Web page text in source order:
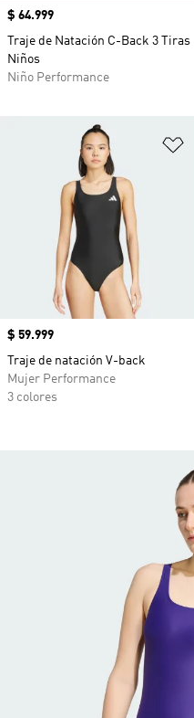
Precio
$ 64.999
Traje de Natación C-Back 3 Tiras
Niños
Niño Performance
Precio
$ 59.999
Traje de natación V-back
Mujer Performance
3 colores